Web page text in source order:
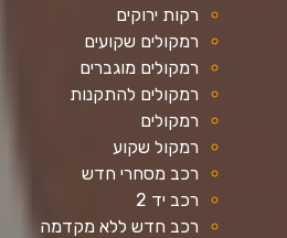
רקות ירוקים
רמקולים שקועים
רמקולים מוגברים
רמקולים להתקנות
רמקולים
רמקול שקוע
רכב מסחרי חדש
רכב יד 2
רכב חדש ללא מקדמה